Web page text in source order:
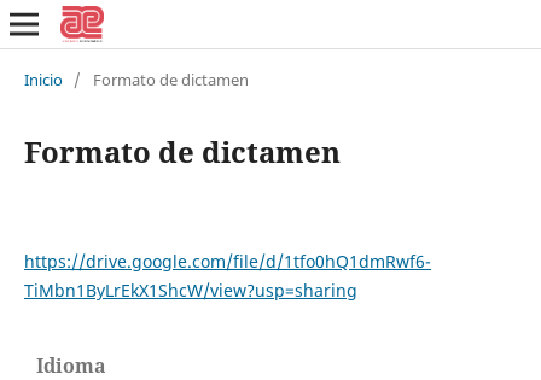
Inicio / Formato de dictamen
Formato de dictamen
https://drive.google.com/file/d/1tfo0hQ1dmRwf6-
TiMbn1ByLrEkX1ShcW/view?usp=sharing
Idioma